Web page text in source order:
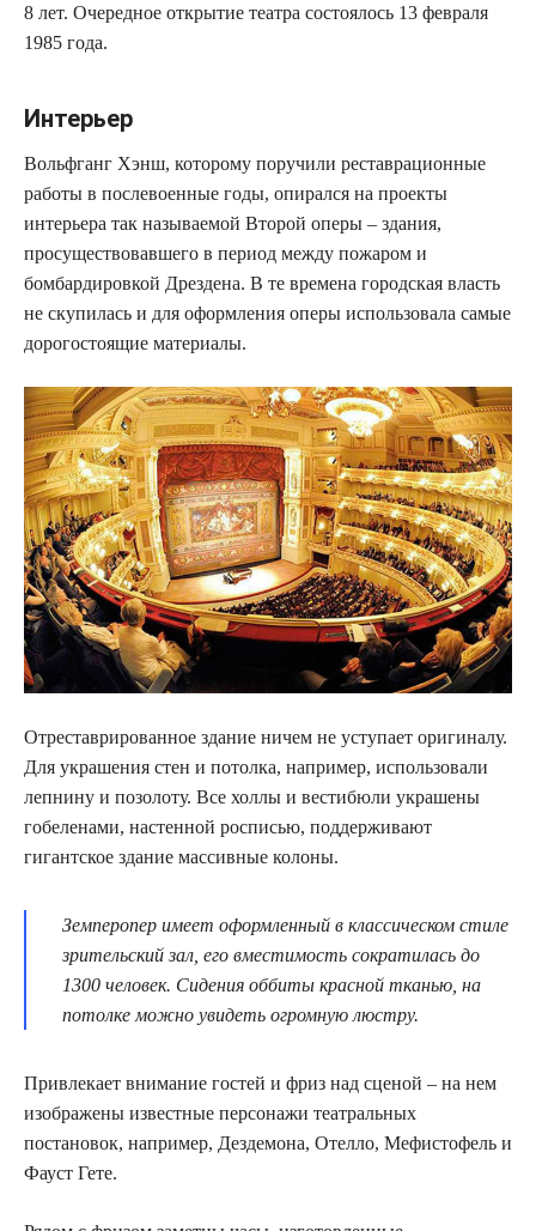
8 лет. Очередное открытие театра состоялось 13 февраля
1985 года.
Интерьер
Вольфганг Хэнш, которому поручили реставрационные
работы в послевоенные годы, опирался на проекты
интерьера так называемой Второй оперы – здания,
просуществовавшего в период между пожаром и
бомбардировкой Дрездена. В те времена городская власть
не скупилась и для оформления оперы использовала самые
дорогостоящие материалы.
Отреставрированное здание ничем не уступает оригиналу.
Для украшения стен и потолка, например, использовали
лепнину и позолоту. Все холлы и вестибюли украшены
гобеленами, настенной росписью, поддерживают
гигантское здание массивные колоны.
Земперопер имеет оформленный в классическом стиле
зрительский зал, его вместимость сократилась до
1300 человек. Сидения оббиты красной тканью, на
потолке можно увидеть огромную люстру.
Привлекает внимание гостей и фриз над сценой – на нем
изображены известные персонажи театральных
постановок, например, Дездемона, Отелло, Мефистофель и
Фауст Гете.